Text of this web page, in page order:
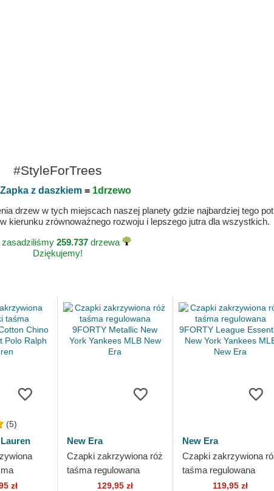
#StyleForTrees
z daszkiem= 1drzewo
drzew w tych miejscach naszej planety gdzie najbardziej tego
kierunku zrównoważnego rozwoju i lepszego jutra dla wszystkich.
259.737drzewa
Dziękujemy!
(5)
zł
New Era
Czapki zakrzywiona róż
taśma regulowana
9FORTY Metallic New
129,95 zł
New Era
Czapki zakrzywiona
taśma regulowana
9FORTY League
119,95 zł